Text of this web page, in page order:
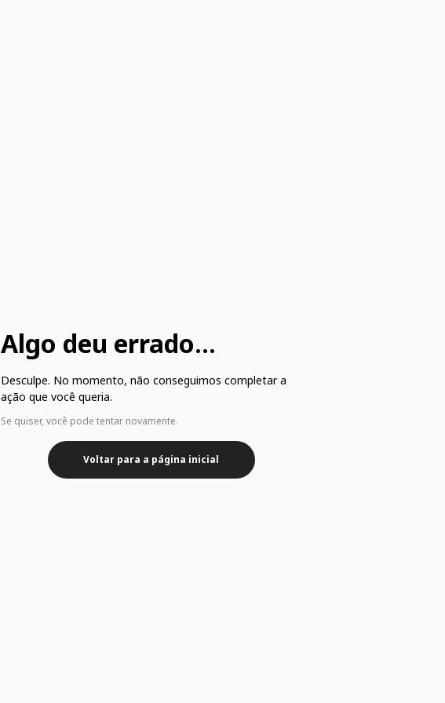
Algo deu errado...
Desculpe. No momento, não conseguimos completar a
ação que você queria.
Se quiser, você pode tentar novamente.
Voltar para a página inicial